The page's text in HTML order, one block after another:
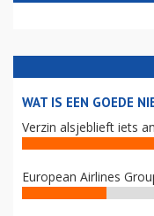
WAT IS EEN GOEDE
Verzin alsjeblieft iets
European Airlines